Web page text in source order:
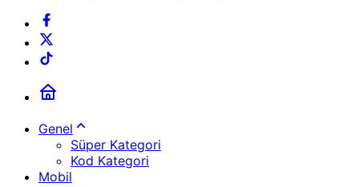
Genel
Süper Kategori
Kod Kategori
Mobil